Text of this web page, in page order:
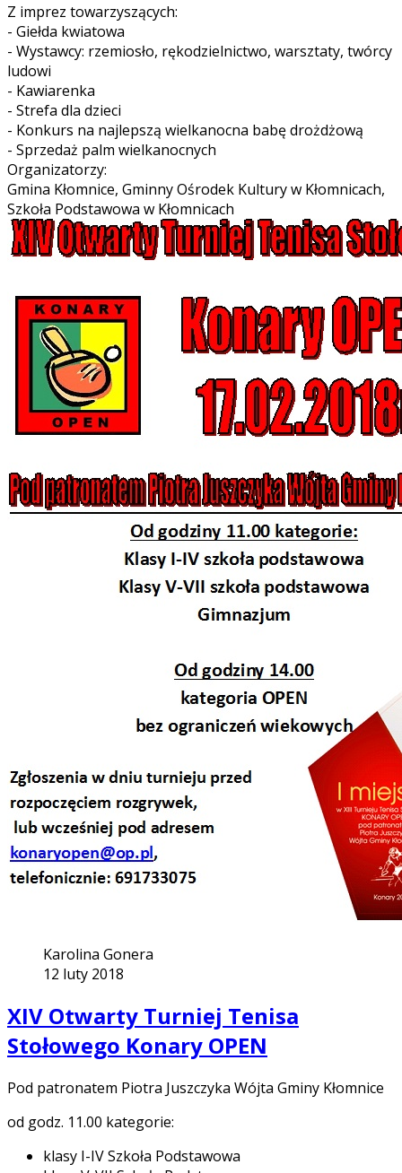
Z imprez towarzyszących:
- Giełda kwiatowa
- Wystawcy: rzemiosło, rękodzielnictwo, warsztaty, twórcy
ludowi
- Kawiarenka
- Strefa dla dzieci
- Konkurs na najlepszą wielkanocna babę drożdżową
- Sprzedaż palm wielkanocnych
Organizatorzy:
Gmina Kłomnice, Gminny Ośrodek Kultury w Kłomnicach,
Szkoła Podstawowa w Kłomnicach
Karolina Gonera
12 luty 2018
XIV Otwarty Turniej Tenisa
Stołowego Konary OPEN
Pod patronatem Piotra Juszczyka Wójta Gminy Kłomnice
od godz. 11.00 kategorie:
klasy I-IV Szkoła Podstawowa